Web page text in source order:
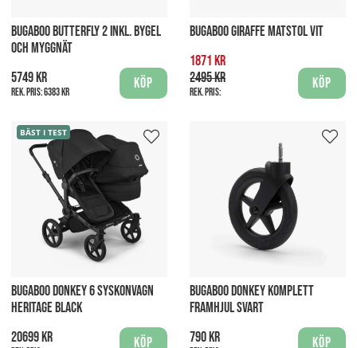
BUGABOO BUTTERFLY 2 INKL. BYGEL
OCH MYGGNÄT
5749 kr
Rek. pris:6383 kr
Köp
BUGABOO GIRAFFE MATSTOL VIT
1871 kr
2495 kr
Rek. pris:
Köp
BÄST I TEST
BUGABOO DONKEY 6 SYSKONVAGN
HERITAGE BLACK
20699 kr
Köp
BUGABOO DONKEY KOMPLETT
FRAMHJUL SVART
790 kr
Köp